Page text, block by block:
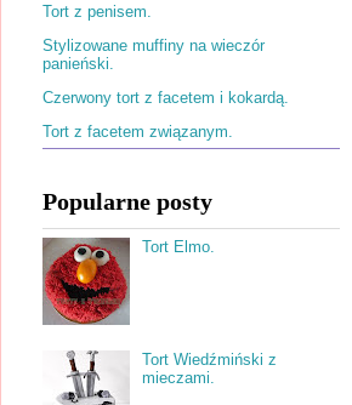
Tort z penisem.
Stylizowane muffiny na wieczór
panieński.
Czerwony tort z facetem i kokardą.
Tort z facetem związanym.
Popularne posty
Tort Elmo.
Tort Wiedźmiński z
mieczami.